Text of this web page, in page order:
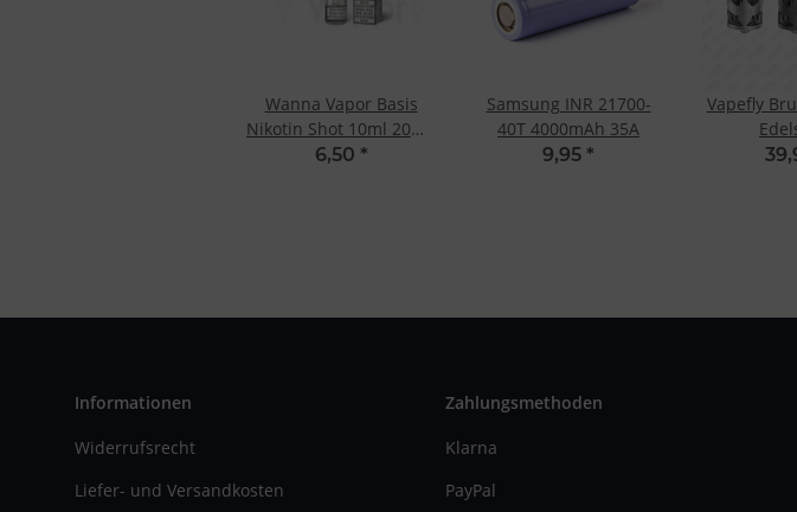
Wanna Vapor Basis
Nikotin Shot 10ml 20mg
- 50/50
6,50 *
Samsung INR 21700-
40T 4000mAh 35A
9,95 *
Vapefly
Informationen
Widerrufsrecht
Liefer- und Versandkosten
Zahlungsmethoden
Klarna
PayPal